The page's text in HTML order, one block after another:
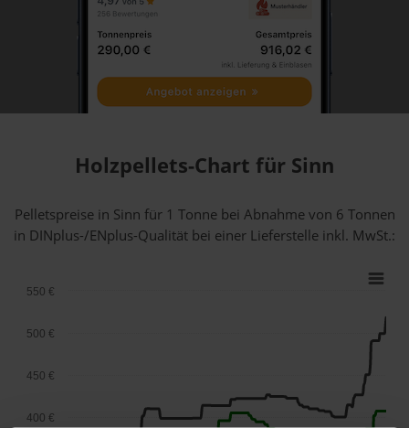
Holzpellets-Chart für Sinn
Pelletspreise in Sinn für 1 Tonne bei Abnahmevon 6 Tonnen
in DINplus-/ENplus-Qualität bei einer Lieferstelle inkl. MwSt.:
400 €
450 €
500 €
550 €